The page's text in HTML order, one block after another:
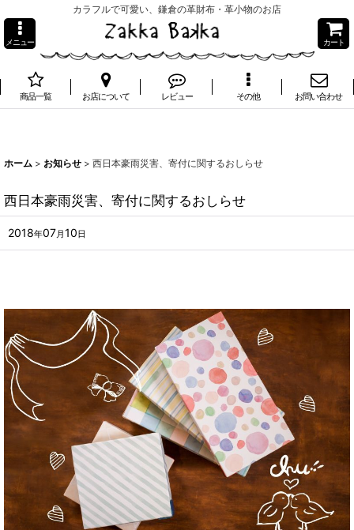
カラフルで可愛い、鎌倉の革財布・革小物のお店
メニュー カート
商品一覧 お店について レビュー その他 お問い合わせ
ホーム > お知らせ > 西日本豪雨災害、寄付に関するおしらせ
西日本豪雨災害、寄付に関するおしらせ
2018年07月10日